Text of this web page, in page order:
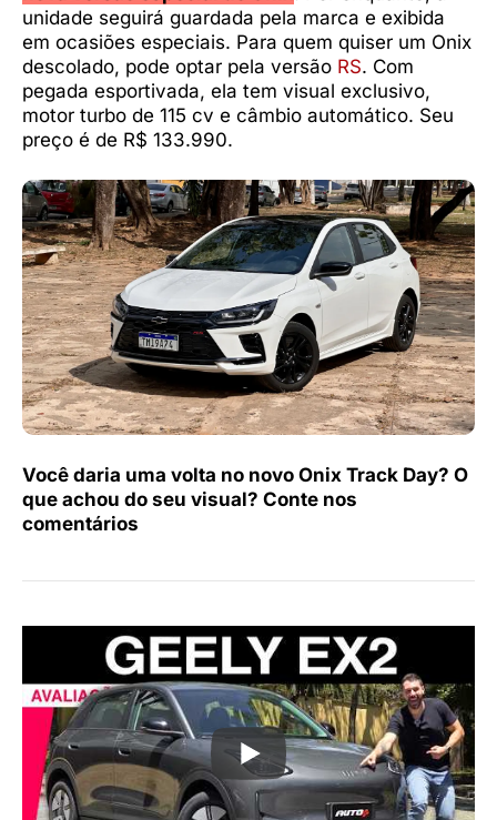
unidade seguirá guardada pela marca e exibida
em ocasiões especiais. Para quem quiser um Onix
descolado, pode optar pela versão RS. Com
pegada esportivada, ela tem visual exclusivo,
motor turbo de 115 cv e câmbio automático. Seu
preço é de R$ 133.990.
Você daria uma volta no novo Onix Track Day? O
que achou do seu visual? Conte nos
comentários